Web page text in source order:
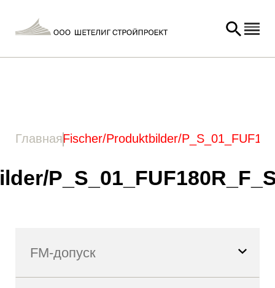
21 / Fischer/Produktbilder/P_S_01_FUF180R_F_SALL_APP_V2.jpg
ГлавнаяFischer/Produktbilder/